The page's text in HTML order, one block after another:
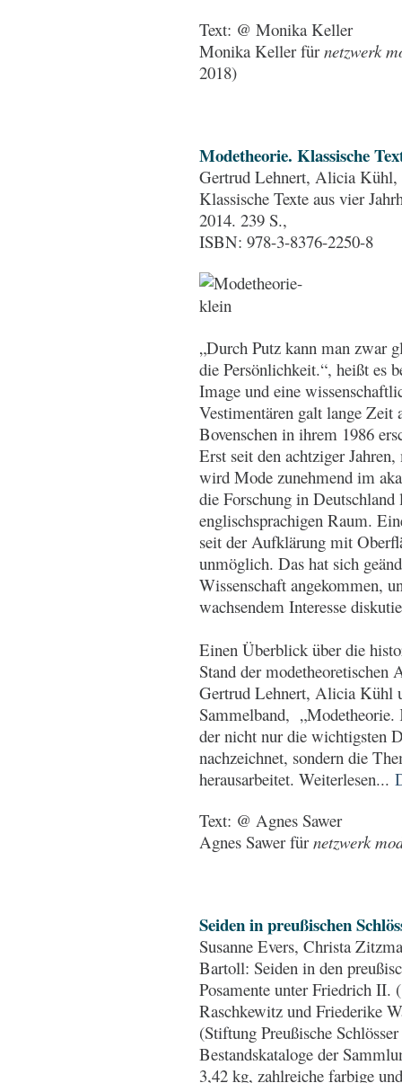
Text: @ Monika Keller
Monika Keller fürnetzwerk
2018)
Modetheorie. Klassische
Gertrud Lehnert, Alicia
Klassische Texte aus vier
2014. 239 S.,
ISBN: 978-3-8376-2250-8
„Durch Putz kann man zwar
die Persönlichkeit.“, heißt es
Image und eine
Vestimentären galt lange Zeit
Bovenschen in ihrem 1986
Erst seit den achtziger
wird Mode zunehmend im
die Forschung in
englischsprachigen Raum.
seit der Aufklärung mit
unmöglich. Das hat sich
Wissenschaft angekommen,
wachsendem Interesse
Einen Überblick über die
Stand der modetheoretischen
Gertrud Lehnert, Alicia Kühl
Sammelband, „Modetheorie.
der nicht nur die wichtigsten
nachzeichnet, sondern die
herausarbeitet. Weiterlesen...
Text: @ Agnes Sawer
Agnes Sawer fürnetzwerk
Seiden in preußischen
Susanne Evers, Christa
Bartoll: Seiden in den
Posamente unter Friedrich II.
Raschkewitz und Friederike
(Stiftung Preußische
Bestandskataloge der
3,42 kg, zahlreiche farbige